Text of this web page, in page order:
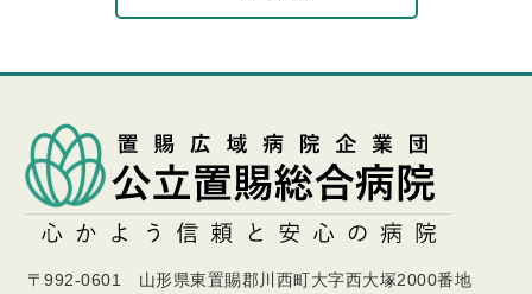
〒992-0601 山形県東置賜郡川西町大字西大塚2000番地